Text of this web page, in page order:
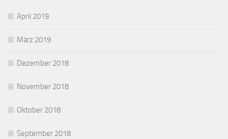
April 2019
März 2019
Dezember 2018
November 2018
Oktober 2018
September 2018